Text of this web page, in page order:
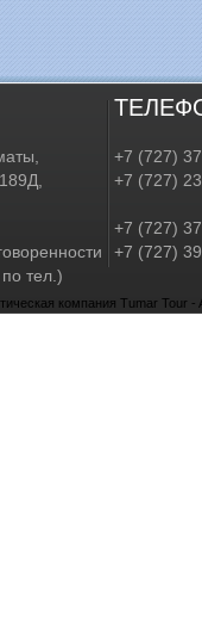
по тел.)
+7 (727)
+7 (727)
+7 (727)
+7 (727)
компания Tumar Tour -